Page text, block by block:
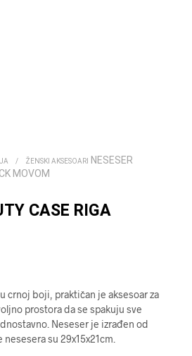
/ ŽENSKI AKSESOARI
NESESER
MOVOM
CASE RIGA
crnoj boji, praktičan je aksesoar za
prostora da se spakuju sve
Neseser je izrađen od
su 29x15x21cm.